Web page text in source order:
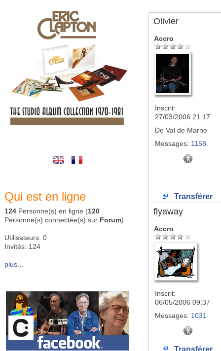
Qui est en ligne
124 Personne(s) en ligne (120
Personne(s) connectée(s) sur Forum)
Utilisateurs: 0
Invités: 124
plus...
Olivier
Accro
Inscrit:
27/03/2006 21:17
De Val de Marne
Messages: 1158
Transférer
flyaway
Accro
Inscrit:
06/05/2006 09:37
Messages: 1031
Transférer